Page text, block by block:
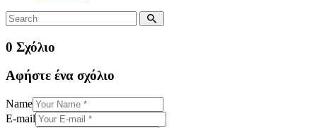
0 Σχόλιο
Αφήστε ένα σχόλιο
Name
E-mail